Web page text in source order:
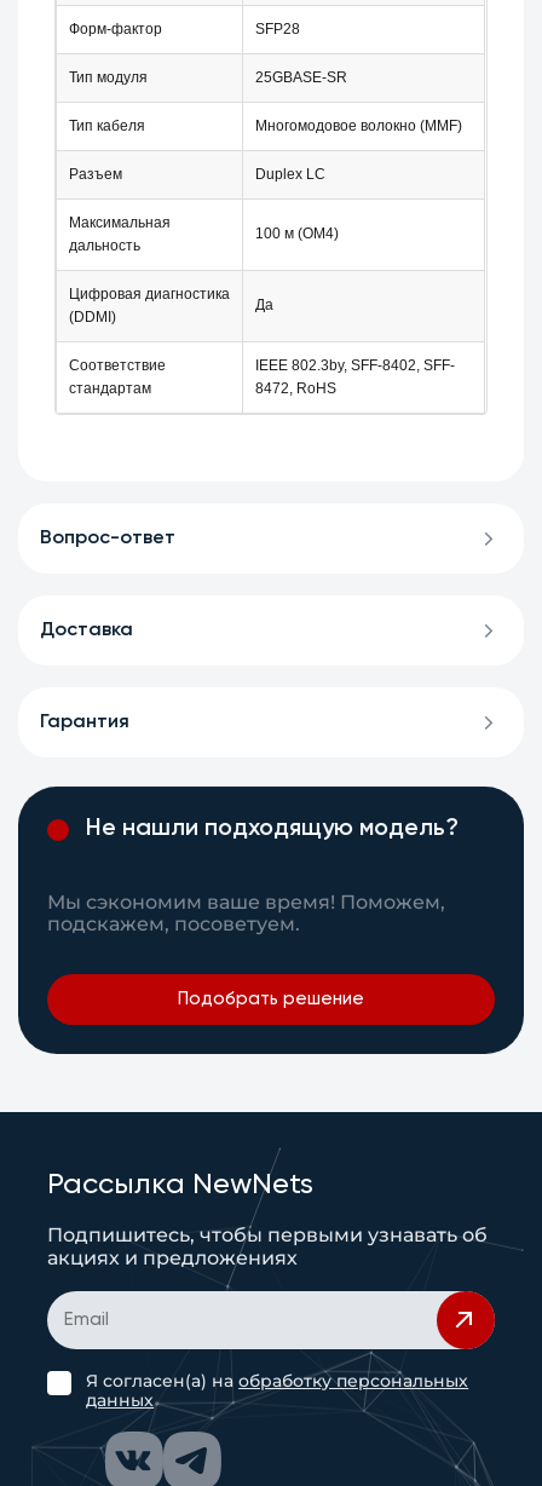
Форм-фактор SFP28
Тип модуля 25GBASE-SR
Тип кабеля Многомодовое волокно (MMF)
Разъем Duplex LC
Максимальная
дальность
100 м (OM4)
Цифровая диагностика
(DDMI)
Да
Соответствие
стандартам
IEEE 802.3by, SFF-8402, SFF-
8472, RoHS
Вопрос-ответ
Доставка
Гарантия
Не нашли подходящую модель?
Мы сэкономим ваше время! Поможем,
подскажем, посоветуем.
Подобрать решение
Рассылка NewNets
Подпишитесь, чтобы первыми узнавать об
акциях и предложениях
Я согласен(а) наобработку персональных
данных